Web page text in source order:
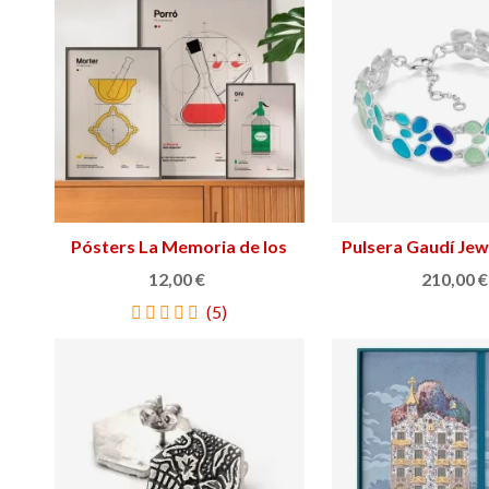
Ver más
Aceitera Marquina antigoteo
71,90 €
(3)
Añadir al
Scrabble en
39,90 €